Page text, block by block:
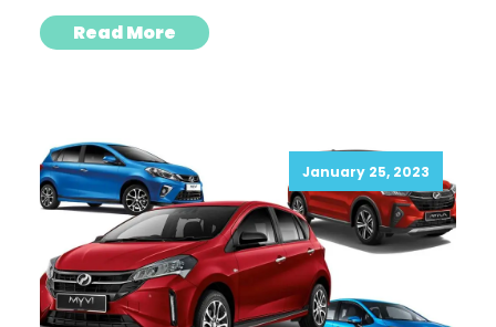
Read More
January 25, 2023